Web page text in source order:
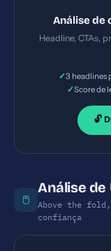
não é
claramente
o que pode
Análise de
Headline, CTAs,
✓3 headlines
✓Score de
🔓
🖱️
Análise de
Above the
confiança